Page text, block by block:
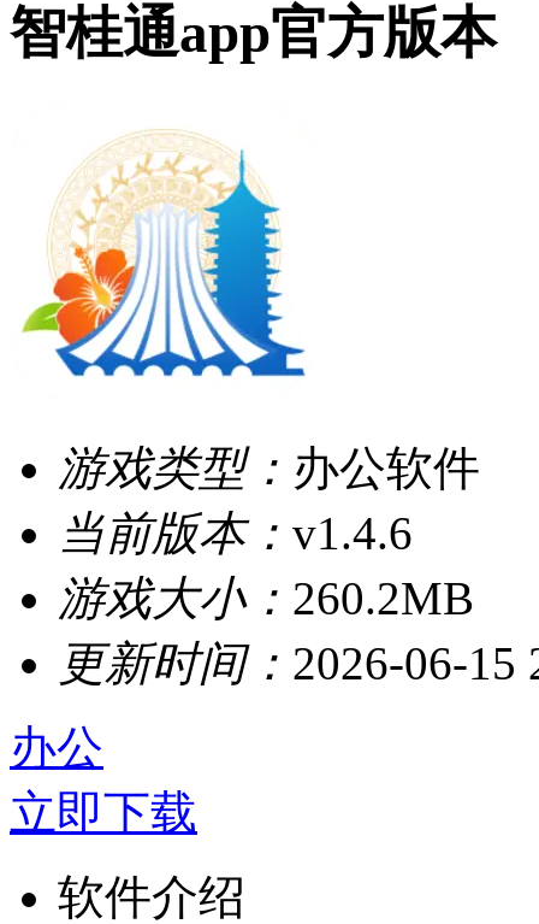
智桂通app官方版本
游戏类型： 办公软件
当前版本： v1.4.6
游戏大小： 260.2MB
更新时间： 2026-06-15
办公
立即下载
软件介绍